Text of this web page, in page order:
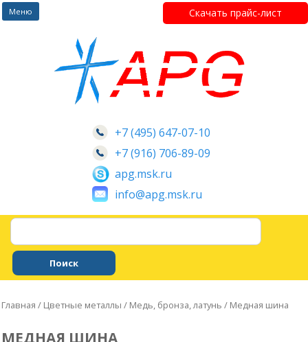
Меню Скачать прайс-лист
+7 (495) 647-07-10
+7 (916) 706-89-09
apg.msk.ru
info@apg.msk.ru
Главная / Цветные металлы / Медь, бронза, латунь / Медная шина
МЕДНАЯ ШИНА